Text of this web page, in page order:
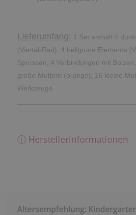
Lieferumfang: 1 Set enthält 4
(Viertel-Rad), 4 hellgrüne Elemente
Sprossen, 4 Verbindungen mit
große Muttern (orange), 16 kleine
Werkzeuge
ⓘ Herstellerinformationen
Altersempfehlung: